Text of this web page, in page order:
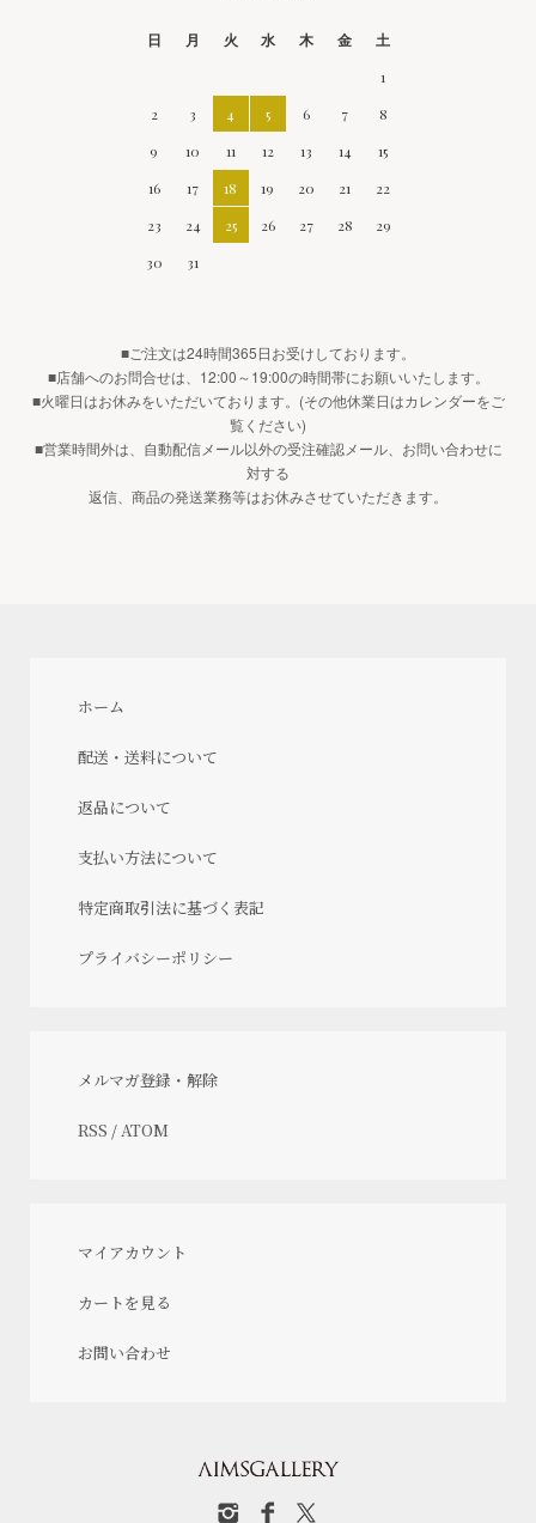
日 月 火 水 木 金
土
1
2
3 4 5 6 7
8
9
10 11 12 13 14
15
16
17 18 19 20 21
22
23
24 25 26 27 28
29
30
31
■ご注文は24時間365日お受けしております。
■店舗へのお問合せは、12:00～19:00の時間帯にお願いいたします。
■火曜日はお休みをいただいております。(その他休業日はカレンダーをご
覧ください)
■営業時間外は、自動配信メール以外の受注確認メール、お問い合わせに
対する
返信、商品の発送業務等はお休みさせていただきます。
ホーム
配送・送料について
返品について
支払い方法について
特定商取引法に基づく表記
プライバシーポリシー
メルマガ登録・解除
RSS / ATOM
マイアカウント
カートを見る
お問い合わせ